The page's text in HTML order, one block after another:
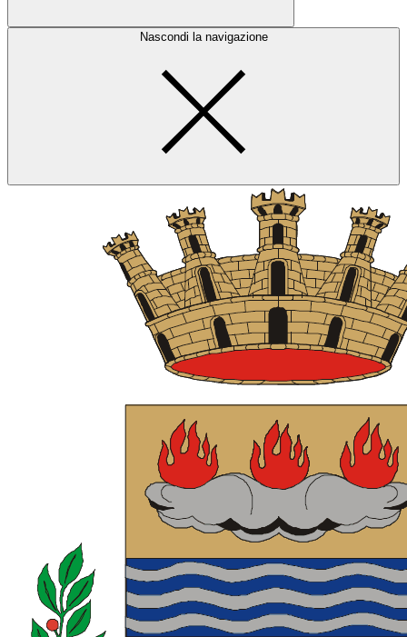
Nascondi la navigazione